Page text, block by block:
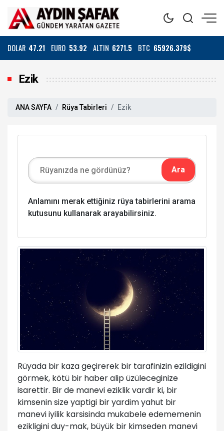
DOLAR 47.21 EURO 53.92 ALTIN 6271.5 BTC 65926.379$
Ezik
ANA SAYFA Rüya Tabirleri Ezik
Anlamını merak ettiğiniz rüya tabirlerini arama
kutusunu kullanarak arayabilirsiniz.
Rüyada bir kaza geçirerek bir tarafinizin ezildigini
görmek, kötü bir haber alip üzüleceginize
isarettir. Bir de manevi eziklik vardir ki, bir
kimsenin size yaptigi bir yardim yahut bir
manevi iyilik karsisinda mukabele edememenin
ezikligini duy-mak, büyük bir kimseden manevi